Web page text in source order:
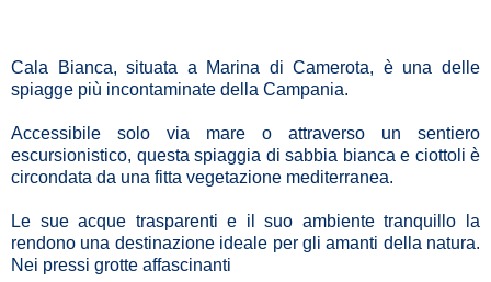
Cala Bianca, situata a Marina di Camerota, è una delle
spiagge più incontaminate della Campania.
Accessibile solo via mare o attraverso un sentiero
escursionistico, questa spiaggia di sabbia bianca e ciottoli è
circondata da una fitta vegetazione mediterranea.
Le sue acque trasparenti e il suo ambiente tranquillo la
rendono una destinazione ideale per gli amanti della natura.
Nei pressi grotte affascinanti